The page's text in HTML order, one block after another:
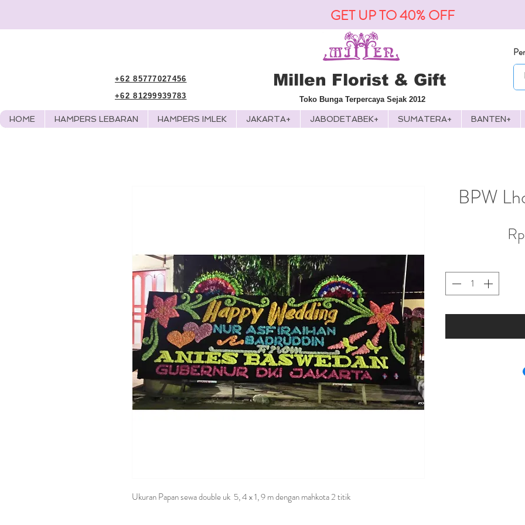
GET UP TO 40% OFF
+62 85777027456
+62 81299939783
Millen Florist & Gift
Toko Bunga Terpercaya Sejak 2012
HOME HAMPERS LEBARAN HAMPERS IMLEK JAKARTA+ JABODETABEK+ SUMATERA+ BANTEN+
Ukuran Papan sewa double uk 5, 4 x 1, 9 m dengan mahkota 2 titik
BPW